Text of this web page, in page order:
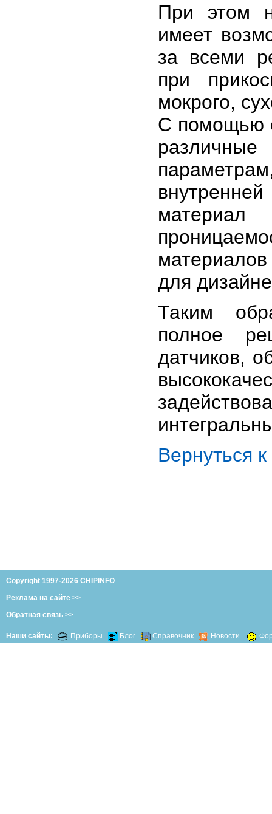
При этом
имеет
за всеми
при
мокрого,
С помощью
для
Таким
полное
датчиков,
Вернуться
Copyright 1997-2026 CHIPINFO
Реклама на сайте >>
Обратная связь >>
Наши сайты: Приборы Блог Справочник Новости